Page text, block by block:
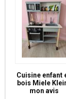
Cuisine enfant
bois Miele
mon avis